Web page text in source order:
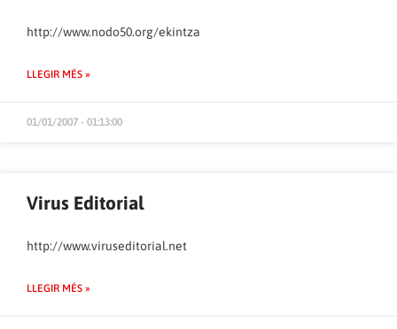
http://www.nodo50.org/ekintza
LLEGIR MÉS »
01/01/2007 - 01:13:00
Virus Editorial
http://www.viruseditorial.net
LLEGIR MÉS »